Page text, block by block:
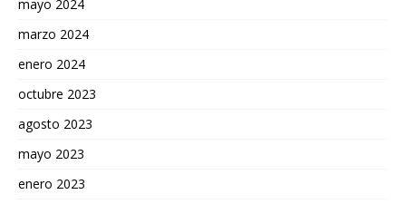
mayo 2024
marzo 2024
enero 2024
octubre 2023
agosto 2023
mayo 2023
enero 2023